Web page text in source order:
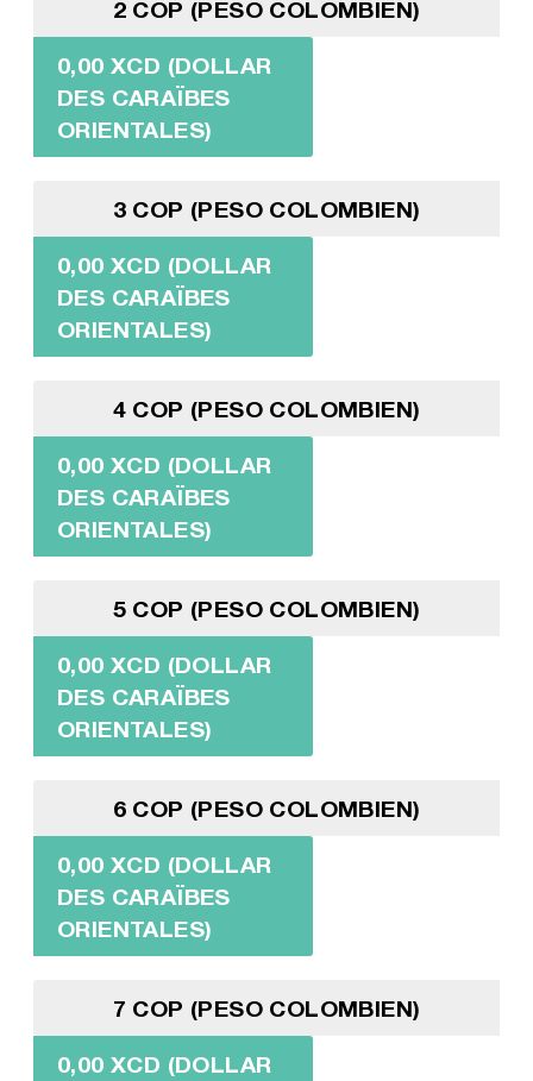
2 COP (PESO COLOMBIEN)
0,00 XCD (DOLLAR
DES CARAÏBES
ORIENTALES)
3 COP (PESO COLOMBIEN)
0,00 XCD (DOLLAR
DES CARAÏBES
ORIENTALES)
4 COP (PESO COLOMBIEN)
0,00 XCD (DOLLAR
DES CARAÏBES
ORIENTALES)
5 COP (PESO COLOMBIEN)
0,00 XCD (DOLLAR
DES CARAÏBES
ORIENTALES)
6 COP (PESO COLOMBIEN)
0,00 XCD (DOLLAR
DES CARAÏBES
ORIENTALES)
7 COP (PESO COLOMBIEN)
0,00 XCD (DOLLAR